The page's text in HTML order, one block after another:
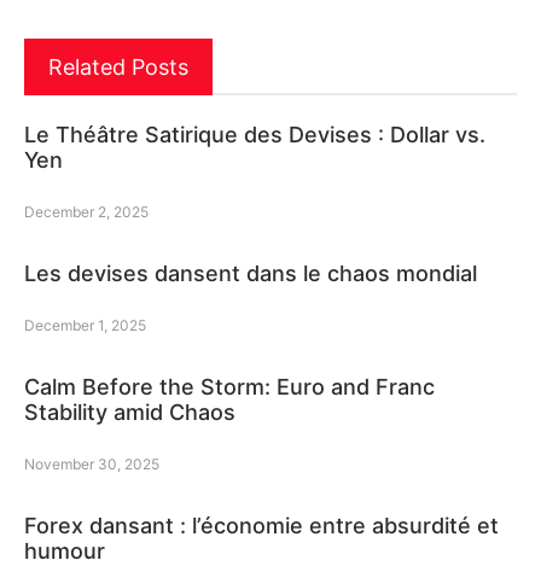
Related Posts
Le Théâtre Satirique des Devises : Dollar vs.
Yen
December 2, 2025
Les devises dansent dans le chaos mondial
December 1, 2025
Calm Before the Storm: Euro and Franc
Stability amid Chaos
November 30, 2025
Forex dansant : l’économie entre absurdité et
humour